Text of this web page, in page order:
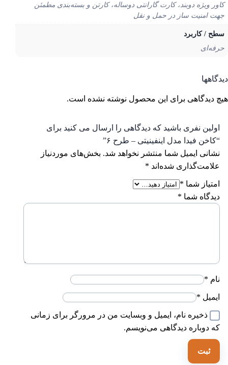
ویژه دوبند، کارت گارانتی دوساله، کارتن و بسته‌بندی مطمئن
امنیت ساز در حمل و نقل
/ کاربرد
دیدگاهی برای این محصول نوشته نشده است.
نفری باشید که دیدگاهی را ارسال می کنید برای
فیدا مدل اینفینیتی – طرح ۶”
ایمیل شما منتشر نخواهد شد. بخش‌های موردنیاز
شده‌اند *
شما*
شما*
*
*
ذخیره نام، ایمیل و وبسایت من در مرورگر برای زمانی
دوباره دیدگاهی می‌نویسم.